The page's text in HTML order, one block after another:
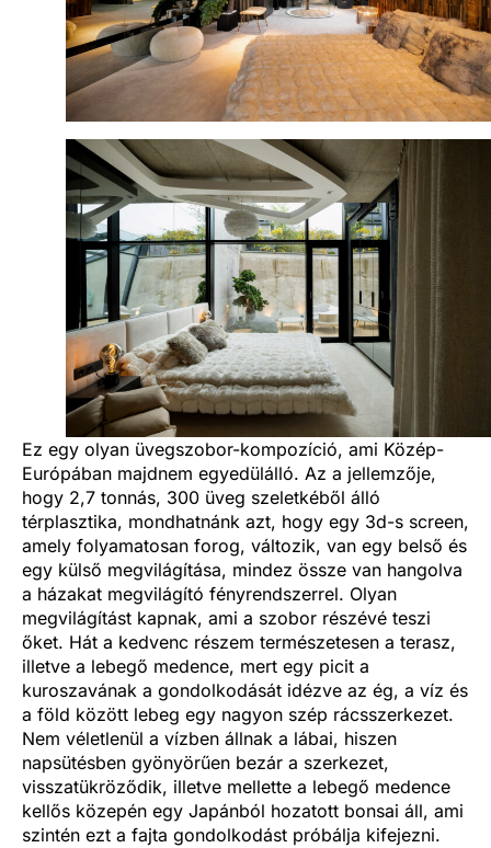
Ez egy olyan üvegszobor-kompozíció, ami Közép-
Európában majdnem egyedülálló. Az a jellemzője,
hogy 2,7 tonnás, 300 üveg szeletkéből álló
térplasztika, mondhatnánk azt, hogy egy 3d-s screen,
amely folyamatosan forog, változik, van egy belső és
egy külső megvilágítása, mindez össze van hangolva
a házakat megvilágító fényrendszerrel. Olyan
megvilágítást kapnak, ami a szobor részévé teszi
őket. Hát a kedvenc részem természetesen a terasz,
illetve a lebegő medence, mert egy picit a
kuroszavának a gondolkodását idézve az ég, a víz és
a föld között lebeg egy nagyon szép rácsszerkezet.
Nem véletlenül a vízben állnak a lábai, hiszen
napsütésben gyönyörűen bezár a szerkezet,
visszatükröződik, illetve mellette a lebegő medence
kellős közepén egy Japánból hozatott bonsai áll, ami
szintén ezt a fajta gondolkodást próbálja kifejezni.